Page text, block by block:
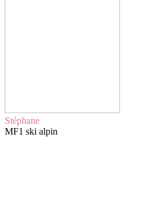
Stéphane
MF1 ski alpin